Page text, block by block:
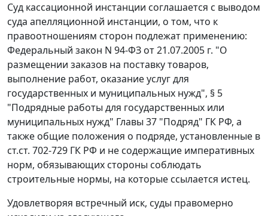
Суд кассационной инстанции соглашается с выводом
суда апелляционной инстанции, о том, что к
правоотношениям сторон подлежат применению:
Федеральный закон N 94-ФЗ от 21.07.2005 г. "О
размещении заказов на поставку товаров,
выполнение работ, оказание услуг для
государственных и муниципальных нужд", § 5
"Подрядные работы для государственных или
муниципальных нужд" Главы 37 "Подряд" ГК РФ, а
также общие положения о подряде, установленные в
ст.ст. 702-729 ГК РФ и не содержащие императивных
норм, обязывающих стороны соблюдать
строительные нормы, на которые ссылается истец.
Удовлетворяя встречный иск, суды правомерно